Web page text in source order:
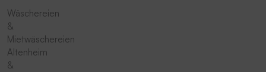
Wäschereien
&
Mietwäschereien
Altenheim
&